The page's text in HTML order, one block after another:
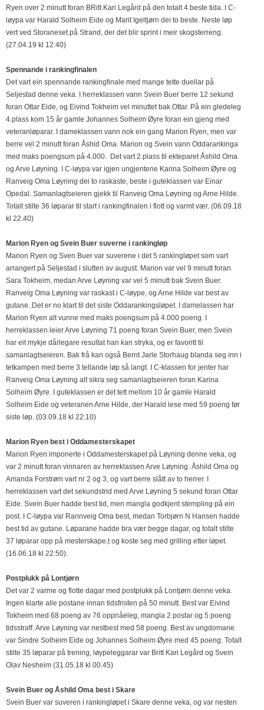
Ryen over 2 minutt foran BRitt Kari Legård på den totalt 4.beste tida. I C-
løypa var Harald Solheim Eide og Marit Igeltjørn dei to beste. Neste løp
vert ved Storaneset på Strand, der det blir sprint i meir skogsterreng.
(27.04.19 kl 12:40)
Spennande i rankingfinalen
Det vart ein spennande rankingfinale med mange tette duellar på
Seljestad denne veka. I herreklassen vann Svein Buer berre 12 sekund
foran Ottar Eide, og Eivind Tokheim vel minuttet bak Ottar. På ein gledeleg
4.plass kom 15 år gamle Johannes Solheim Øyre foran ein gjeng med
veteranløparar. I dameklassen vann nok ein gang Marion Ryen, men var
berre vel 2 minutt foran Åshid Oma. Marion og Svein vann Oddarankinga
med maks poengsum på 4.000. Det vart 2.plass til ekteparet Åshild Oma
og Arve Løyning. I C-løypa var igjen ungjentene Karina Solheim Øyre og
Ranveig Oma Løyning dei to raskaste, beste i guteklassen var Einar
Opedal. Samanlagtseieren gjekk til Ranveig Oma Løyning og Arne Hilde.
Totalt stilte 36 løparar til start i rankingfinalen i flott og varmt vær. (06.09.18
kl 22.40)
Marion Ryen og Svein Buer suverne i rankingløp
Marion Ryen og Sven Buer var suverene i det 5 rankingløpet som vart
arrangert på Seljestad i slutten av august. Marion var vel 9 minutt foran
Sara Tokheim, medan Arve Løyning var vel 5 minutt bak Svein Buer.
Ranveig Oma Løyning var raskast i C-løype, og Arne Hilde var best av
gutane. Det er no klart til det siste Oddarankingsløpet. I damelassen har
Marion Ryen alt vunne med maks poengsum på 4.000 poeng. I
herreklassen leier Arve Løyning 71 poeng foran Svein Buer, men Svein
har eit mykje dårlegare resultat han kan stryka, og er favoritt til
samanlagtseieren. Bak frå kan også Bernt Jarle Storhaug blanda seg inn i
tetkampen med berre 3 tellande løp så langt. I C-klassen for jenter har
Ranveig Oma Løyning alt sikra seg samanlagtseieren foran Karina
Solheim Øyre. I guteklassen er det tett mellom 10 år gamle Harald
Solheim Eide og veteranen Arne Hilde, der Harald lese med 59 poeng før
siste løp. (03.09.18 kl 22:10)
Marion Ryen best i Oddamesterskapet
Marion Ryen imponerte i Oddamesterskapet på Løyning denne veka, og
var 2 minutt foran vinnaren av herreklassen Arve Løyning. Åshild Oma og
Amanda Forstrøm vart nr 2 og 3, og vart berre slått av to herrer. I
herreklassen vart det sekundstrid med Arve Løyning 5 sekund foran Ottar
Eide. Svein Buer hadde best tid, men mangla godkjent stempling på ein
post. I C-løypa var Rannveig Oma best, medan Torbjørn N Hansen hadde
best tid av gutane. Løparane hadde bra vær begge dagar, og totalt stilte
37 løparar opp på mesterskape,t og koste seg med grilling etter løpet.
(16.06.18 kl 22:50).
Postplukk på Lontjørn
Det var 2 varme og flotte dagar med postplukk på Lontjørn denne veka.
Ingen klarte alle postane innan tidsfristen på 50 minutt. Best var Eivind
Tokheim med 68 poeng av 76 oppnåeleg, mangla 2 postar og 5 poeng
tidsstraff. Arve Løyning var nestbest med 58 poeng. Best av ungdomane
var Sindre Solheim Eide og Johannes Solheim Øyre med 45 poeng. Totalt
stilte 35 løparar på trening, løypeleggarar var Britt Kari Legård og Svein
Olav Nesheim (31.05.18 kl 00.45)
Svein Buer og Åshild Oma best i Skare
Svein Buer var suveren i rankingløpet i Skare denne veka, og var nesten